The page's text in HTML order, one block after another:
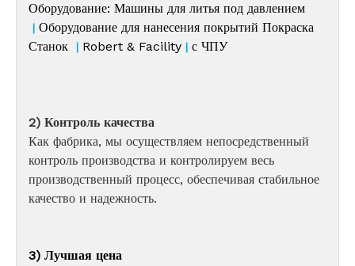
Оборудование: Машины для литья под давлением
| Оборудование для нанесения покрытий Покраска
Станок
| Robert & Facility | с ЧПУ
2) Контроль качества
Как фабрика, мы осуществляем непосредственный
контроль производства и контролируем весь
производственный процесс, обеспечивая стабильное
качество и надежность.
3) Лучшая цена